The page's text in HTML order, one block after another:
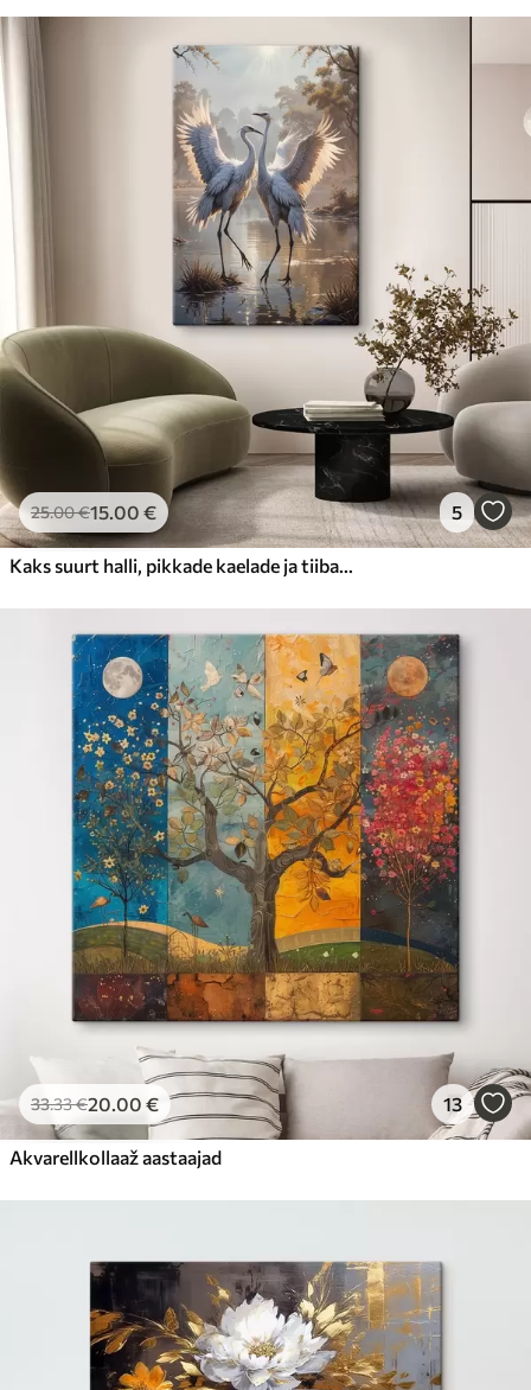
25.00€15.00 € 5
Kaks suurt halli, pikkade kaelade ja tiibadega kraanat, mis seisavad puudest ümbritsetud udujärves
33.33€20.00 € 13
Akvarellkollaaž aastaajad